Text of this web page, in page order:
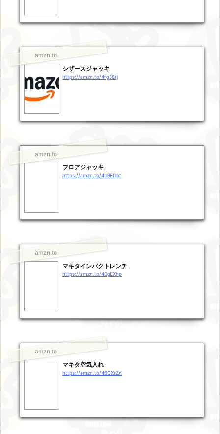
amzn.to
シザースジャッキ
https://amzn.to/4rg38rj
amzn.to
フロアジャッキ
https://amzn.to/4b9EDpt
amzn.to
マキタインパクトレンチ
https://amzn.to/40gEXhp
amzn.to
マキタ空気入れ
https://amzn.to/46QXrZn